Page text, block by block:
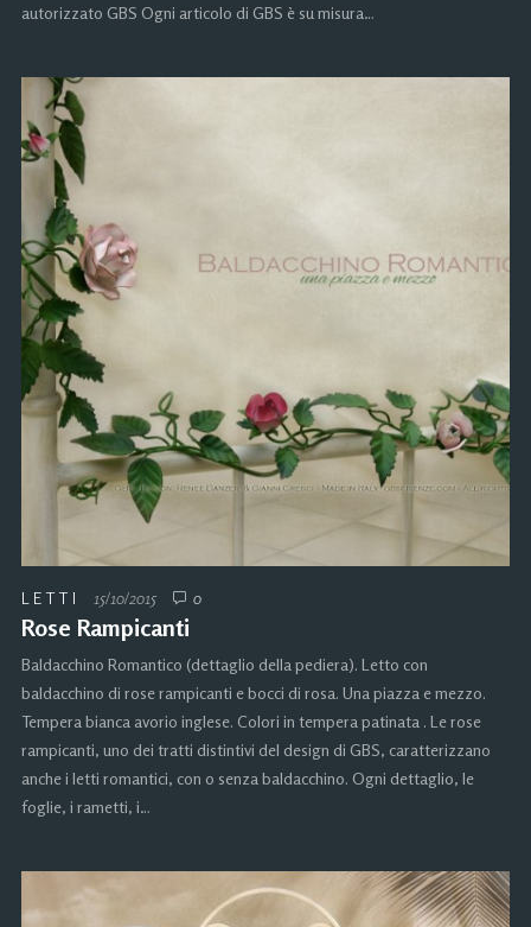
autorizzato GBS Ogni articolo di GBS è su misura…
LETTI 15/10/2015 0
Rose Rampicanti
Baldacchino Romantico (dettaglio della pediera). Letto con
baldacchino di rose rampicanti e bocci di rosa. Una piazza e mezzo.
Tempera bianca avorio inglese. Colori in tempera patinata . Le rose
rampicanti, uno dei tratti distintivi del design di GBS, caratterizzano
anche i letti romantici, con o senza baldacchino. Ogni dettaglio, le
foglie, i rametti, i…